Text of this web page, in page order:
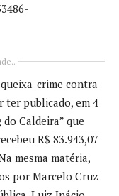
crime contra
ter publicado, em 4
Caldeira” que
R$ 83.943,07
mesma matéria,
por Marcelo Cruz